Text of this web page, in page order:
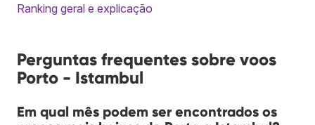
Ranking geral e explicação
Perguntas frequentes sobre voos
Porto - Istambul
Em qual mês podem ser encontrados os